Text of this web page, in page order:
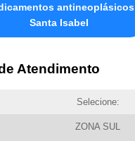
antineoplásicos
Santa Isabel
Atendimento
Selecione:
ZONA SUL